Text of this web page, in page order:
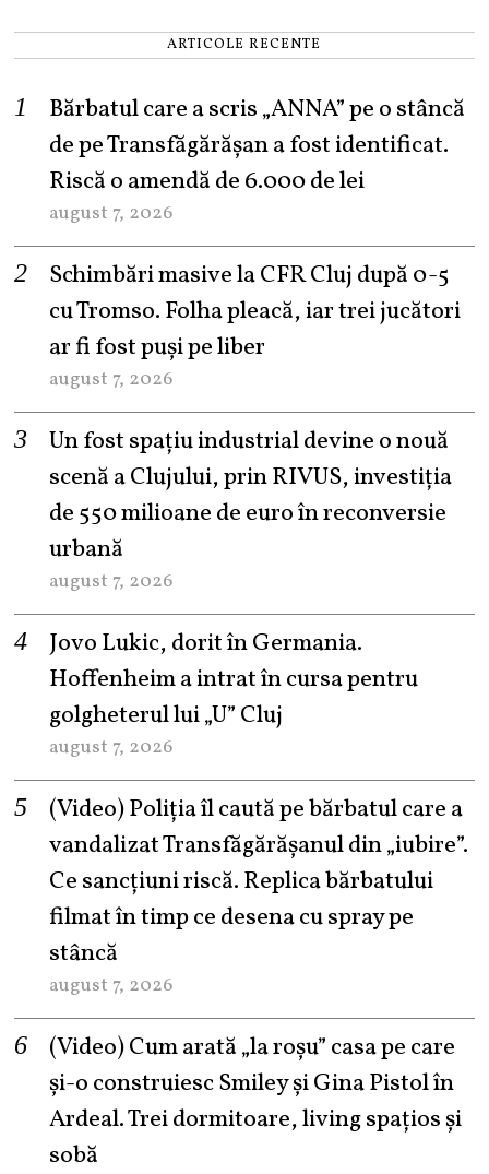
ARTICOLE RECENTE
Bărbatul care a scris „ANNA” pe o stâncă
de pe Transfăgărășan a fost identificat.
Riscă o amendă de 6.000 de lei
august 7, 2026
Schimbări masive la CFR Cluj după 0-5
cu Tromso. Folha pleacă, iar trei jucători
ar fi fost puși pe liber
august 7, 2026
Un fost spațiu industrial devine o nouă
scenă a Clujului, prin RIVUS, investiția
de 550 milioane de euro în reconversie
urbană
august 7, 2026
Jovo Lukic, dorit în Germania.
Hoffenheim a intrat în cursa pentru
golgheterul lui „U” Cluj
august 7, 2026
(Video) Poliția îl caută pe bărbatul care a
vandalizat Transfăgărășanul din „iubire”.
Ce sancțiuni riscă. Replica bărbatului
filmat în timp ce desena cu spray pe
stâncă
august 7, 2026
(Video) Cum arată „la roşu” casa pe care
şi-o construiesc Smiley şi Gina Pistol în
Ardeal. Trei dormitoare, living spațios și
sobă